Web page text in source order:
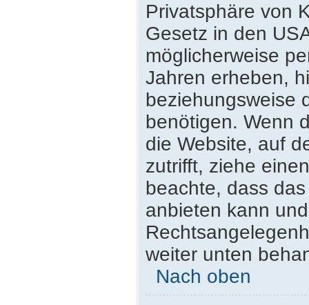
Privatsphäre von
Gesetz in den
möglicherweise
Jahren erheben,
beziehungsweise
benötigen. Wenn
die Website, auf
zutrifft, ziehe
beachte, dass
anbieten kann
weiter unten
Nach oben